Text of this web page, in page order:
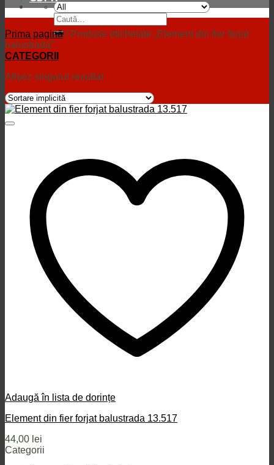
Caută
după:
Prima pagină /Produse etichetate „Element din fier forjat
balustrada”
CATEGORII
Afișez singurul rezultat
Adaugă în lista de dorințe
Element din fier forjat balustrada 13.517
44,00 lei
Categorii